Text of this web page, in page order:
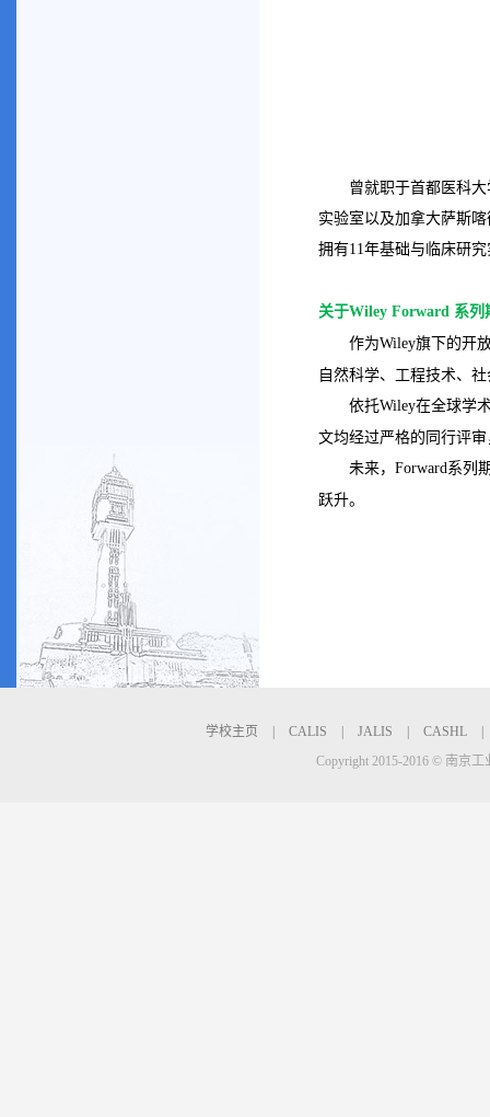
曾就职于首都医科
实验室以及加拿大萨斯
拥有11年基础与临床研
关于Wiley Forward 系列
作为Wiley旗下的开
自然科学、工程技术、
依托Wiley在全球学
文均经过严格的同行评
未来，Forward系列
跃升。
学校主页 CALIS JALIS CASHL
Copyright 2015-2016 © 南京工